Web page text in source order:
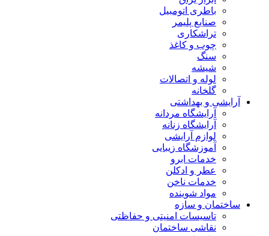
باطری اتومبیل
صنایع پلیمر
تراشکاری
چوب و کاغذ
سنگ
شیشه
لوله و اتصالات
گلخانه
آرایشی و بهداشتی
آرایشگاه مردانه
آرایشگاه زنانه
لوازم آرایشی
آموزشگاه زیبایی
خدمات ابرو
عطر و ادکلن
خدمات ناخن
مواد شوینده
ساختمان و سازه
تاسیسات امنیتی و حفاظتی
نقاشی ساختمان